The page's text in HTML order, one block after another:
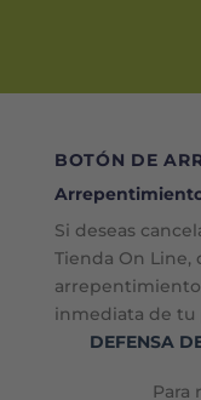
BOTÓN DE
Si deseas
Tienda On Line,
arrepentimiento
inmediata de tu
DEFENSA
Para